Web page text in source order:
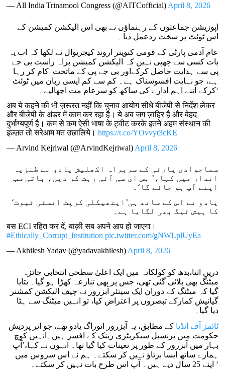
— All India Trinamool Congress (@AITCofficial) April 8, 2026
اپوزیشن جماعتوں کے رہنماؤں نے بھی اس الیکشن کمیشن کے
اس ٹوئٹ پر سخت ردعمل دیا۔
عام آدمی پارٹی کے قومی کنوینر اروند کیجریوال نے لکھا کہ اب یہ
بات کسی سے چھپی نہیں کہ الیکشن کمیشن براہ راست بی جے
پی سے ہدایت حاصل کرکےاور بی جے پی کے ماتحت کام کر رہا
ہے، جو نہایت افسوسناک ہے۔ کم سے کم ایسی زبان میں ٹوئٹ
کرکے اتنے اہم ادارے کی ساکھ کو سرعام مت اچھالیے۔‘
अब ये कहने की भी ज़रूरत नहीं कि चुनाव आयोग सीधे बीजेपी से निर्देश लेकर
और बीजेपी के अंडर में काम कर रहा है। ये अब जग ज़ाहिर है और बेहद
दुर्भाग्यपूर्ण है। कम से कम ऐसी भाषा के ट्वीट करके इतने अहम संस्थान की
इज़्ज़त तो सरेआम मत उछालिये।https://t.co/YOvvyt3cKE
— Arvind Kejriwal (@ArvindKejriwal) April 8, 2026
سماجوادی پارٹی کے سربراہ اکھلیش یادو نے طنزیہ
انداز میں کہا،’ بس ای سی آئی رہت کر دیں، باقی سب
اپنے آپ ہو جائے گا‘۔
یادو نے اس کے ساتھ ہی’ایتھیکلی کرپٹ انسٹی ٹیوٹ‘
کا ہیش ٹیگ بھی لگایا ہے۔
बस ECI रहित कर दें, बाक़ी सब अपने आप हो जाएगा।
#Ethically_Corrupt_Institution pic.twitter.com/gNWLplUyEa
— Akhilesh Yadav (@yadavakhilesh) April 8, 2026
دریں اثنا،بدھ کو کولکاتہ میں ایک اعلیٰ سطحی انتخابی جائزہ
میٹنگ بھی بلائی گئی تھی، جس پر بھی تنازعہ کھڑا ہو گیا۔ بتایا
گیا کہ میٹنگ کے دوران ایک سینئر آبزرور نے چیف الیکشن کمشنر
گیانیش کمارکے تبصروں پر اعتراض کیا، تو انہیں میٹنگ سے ہٹا
دیا گیا۔
ٹائمز آف انڈیا کے مطابق، یہ آبزرور انوراگ یادو تھے، جو اتر پردیش
حکومت میں پرنسپل سیکریٹری رینک کے افسر ہیں۔انہیں کوچ
بہار میں آبزرور کے طور پر تعینات کیا گیا تھا۔ انہوں نے کہا،’آپ
ہمارے ساتھ ایسا برتاؤ نہیں کر سکتے۔ ہم نے اس سروس میں
اپنے 25 سال دیے ہیں۔ آپ اس طرح بات نہیں کر سکتے۔ ‘